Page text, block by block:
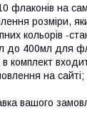
флаконів на
розміри,
кольорів -
до 400мл для
комплект
на сайті;
вашого